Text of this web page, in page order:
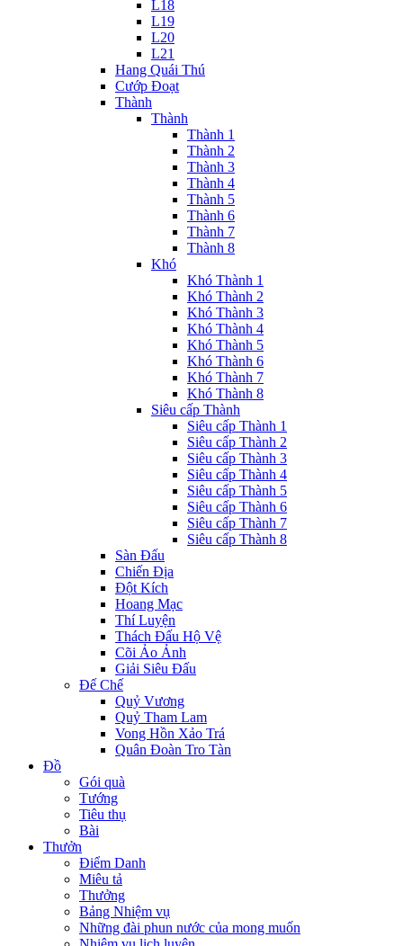
L18
L19
L20
L21
Hang Quái Thú
Cướp Đoạt
Thành
Thành
Thành 1
Thành 2
Thành 3
Thành 4
Thành 5
Thành 6
Thành 7
Thành 8
Khó
Khó Thành 1
Khó Thành 2
Khó Thành 3
Khó Thành 4
Khó Thành 5
Khó Thành 6
Khó Thành 7
Khó Thành 8
Siêu cấp Thành
Siêu cấp Thành 1
Siêu cấp Thành 2
Siêu cấp Thành 3
Siêu cấp Thành 4
Siêu cấp Thành 5
Siêu cấp Thành 6
Siêu cấp Thành 7
Siêu cấp Thành 8
Sàn Đấu
Chiến Địa
Đột Kích
Hoang Mạc
Thí Luyện
Thách Đấu Hộ Vệ
Cõi Ảo Ảnh
Giải Siêu Đấu
Đế Chế
Quỷ Vương
Quỷ Tham Lam
Vong Hồn Xảo Trá
Quân Đoàn Tro Tàn
Đồ
Gói quà
Tướng
Tiêu thụ
Bài
Thưởn
Điểm Danh
Miêu tả
Thưởng
Bảng Nhiệm vụ
Những đài phun nước của mong muốn